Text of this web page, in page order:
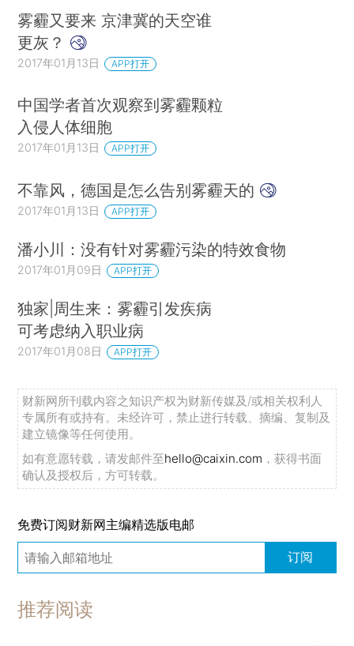
雾霾又要来 京津冀的天空谁
更灰？
2017年01月13日 APP打开
中国学者首次观察到雾霾颗粒
入侵人体细胞
2017年01月13日 APP打开
不靠风，德国是怎么告别雾霾天的
2017年01月13日 APP打开
潘小川：没有针对雾霾污染的特效食物
2017年01月09日 APP打开
独家|周生来：雾霾引发疾病
可考虑纳入职业病
2017年01月08日 APP打开
财新网所刊载内容之知识产权为财新传媒及/或相关权利人
专属所有或持有。未经许可，禁止进行转载、摘编、复制及
建立镜像等任何使用。
如有意愿转载，请发邮件至hello@caixin.com ，获得书面
确认及授权后，方可转载。
免费订阅财新网主编精选版电邮
订阅
推荐阅读